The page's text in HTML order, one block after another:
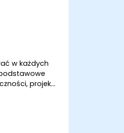
w każdych
projekcji
dowiedzą